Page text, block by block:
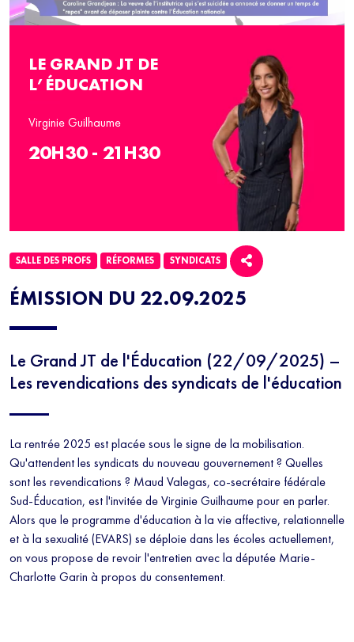
ÉMISSION DU 22.09.2025
Le Grand JT de l'Éducation (22/09/2025) –
Les revendications des syndicats de l'éducation
La rentrée 2025 est placée sous le signe de la mobilisation.
Qu'attendent les syndicats du nouveau gouvernement ? Quelles
sont les revendications ? Maud Valegas, co-secrétaire fédérale
Sud-Éducation, est l'invitée de Virginie Guilhaume pour en parler.
Alors que le programme d'éducation à la vie affective, relationnelle
et à la sexualité (EVARS) se déploie dans les écoles actuellement,
on vous propose de revoir l'entretien avec la députée Marie-
Charlotte Garin à propos du consentement.
SALLE DES PROFS RÉFORMES SYNDICATS
LE GRAND JT DE
L’ÉDUCATION
Virginie Guilhaume
20H30 - 21H30